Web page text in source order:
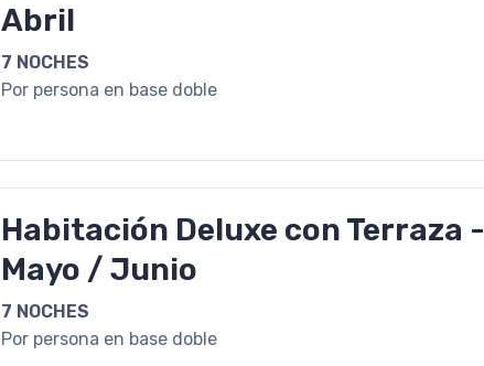
Abril
7 NOCHES
Por persona en base doble
Habitación Deluxe con Terraza -
Mayo / Junio
7 NOCHES
Por persona en base doble